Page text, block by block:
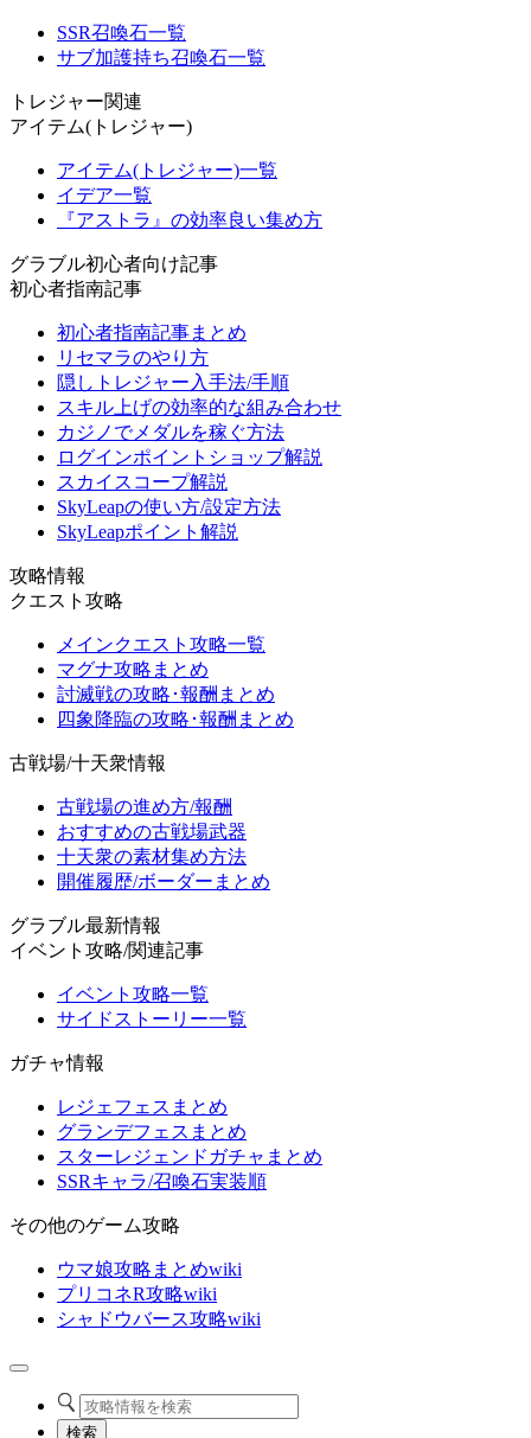
SSR召喚石一覧
サブ加護持ち召喚石一覧
トレジャー関連
アイテム(トレジャー)
アイテム(トレジャー)一覧
イデア一覧
『アストラ』の効率良い集め方
グラブル初心者向け記事
初心者指南記事
初心者指南記事まとめ
リセマラのやり方
隠しトレジャー入手法/手順
スキル上げの効率的な組み合わせ
カジノでメダルを稼ぐ方法
ログインポイントショップ解説
スカイスコープ解説
SkyLeapの使い方/設定方法
SkyLeapポイント解説
攻略情報
クエスト攻略
メインクエスト攻略一覧
マグナ攻略まとめ
討滅戦の攻略･報酬まとめ
四象降臨の攻略･報酬まとめ
古戦場/十天衆情報
古戦場の進め方/報酬
おすすめの古戦場武器
十天衆の素材集め方法
開催履歴/ボーダーまとめ
グラブル最新情報
イベント攻略/関連記事
イベント攻略一覧
サイドストーリー一覧
ガチャ情報
レジェフェスまとめ
グランデフェスまとめ
スターレジェンドガチャまとめ
SSRキャラ/召喚石実装順
その他のゲーム攻略
ウマ娘攻略まとめwiki
プリコネR攻略wiki
シャドウバース攻略wiki
検索